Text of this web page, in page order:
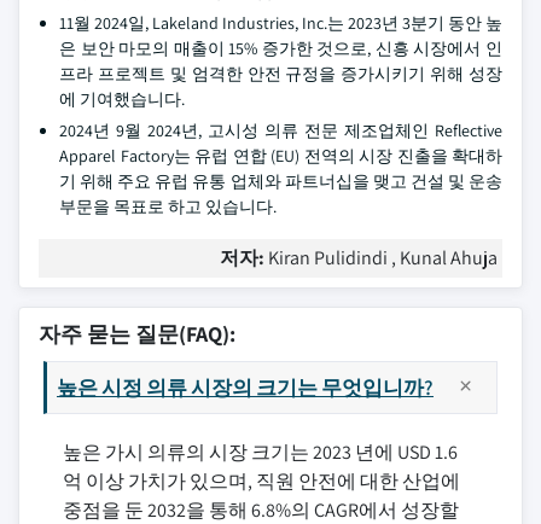
11월 2024일, Lakeland Industries, Inc.는 2023년 3분기 동안 높
은 보안 마모의 매출이 15% 증가한 것으로, 신흥 시장에서 인
프라 프로젝트 및 엄격한 안전 규정을 증가시키기 위해 성장
에 기여했습니다.
2024년 9월 2024년, 고시성 의류 전문 제조업체인 Reflective
Apparel Factory는 유럽 연합 (EU) 전역의 시장 진출을 확대하
기 위해 주요 유럽 유통 업체와 파트너십을 맺고 건설 및 운송
부문을 목표로 하고 있습니다.
저자: Kiran Pulidindi , Kunal Ahuja
자주 묻는 질문(FAQ):
높은 시정 의류 시장의 크기는 무엇입니까?
높은 가시 의류의 시장 크기는 2023 년에 USD 1.6
억 이상 가치가 있으며, 직원 안전에 대한 산업에
중점을 둔 2032을 통해 6.8%의 CAGR에서 성장할